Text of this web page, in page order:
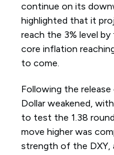
continue on its
highlighted that it
reach the 3% level
core inflation
to come.
Following the
Dollar weakened,
to test the 1.38
move higher was
strength of the DXY,